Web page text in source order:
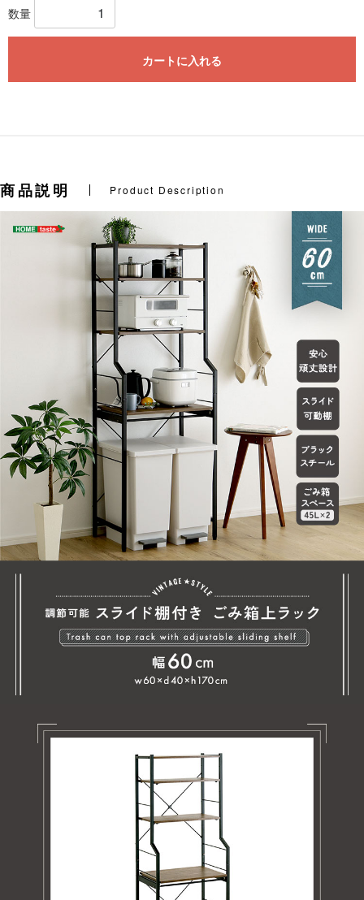
数量
カートに入れる
商品説明 Product Description